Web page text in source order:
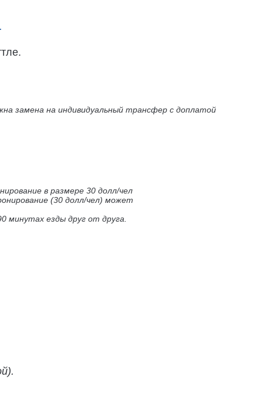
замена на индивидуальный трансфер с доплатой
в размере 30 долл/чел
(30 долл/чел) может
минутах езды друг от друга.